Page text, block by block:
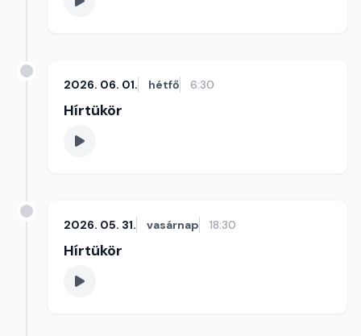
2026. 06. 01. hétfő 6:30
Hírtükör
2026. 05. 31. vasárnap 18:30
Hírtükör